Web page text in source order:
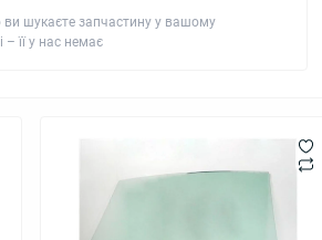
шукаєте запчастину у вашому
– її у нас немає